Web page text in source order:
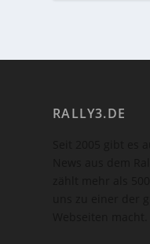
RALLY3.DE